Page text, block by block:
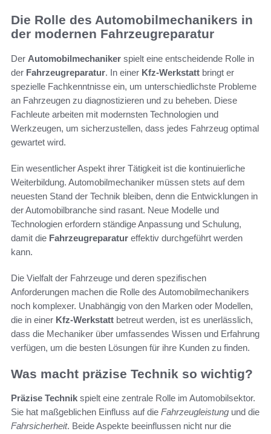
Die Rolle des Automobilmechanikers in
der modernen Fahrzeugreparatur
Der Automobilmechaniker spielt eine entscheidende Rolle in
der Fahrzeugreparatur. In einer Kfz-Werkstatt bringt er
spezielle Fachkenntnisse ein, um unterschiedlichste Probleme
an Fahrzeugen zu diagnostizieren und zu beheben. Diese
Fachleute arbeiten mit modernsten Technologien und
Werkzeugen, um sicherzustellen, dass jedes Fahrzeug optimal
gewartet wird.
Ein wesentlicher Aspekt ihrer Tätigkeit ist die kontinuierliche
Weiterbildung. Automobilmechaniker müssen stets auf dem
neuesten Stand der Technik bleiben, denn die Entwicklungen in
der Automobilbranche sind rasant. Neue Modelle und
Technologien erfordern ständige Anpassung und Schulung,
damit die Fahrzeugreparatur effektiv durchgeführt werden
kann.
Die Vielfalt der Fahrzeuge und deren spezifischen
Anforderungen machen die Rolle des Automobilmechanikers
noch komplexer. Unabhängig von den Marken oder Modellen,
die in einer Kfz-Werkstatt betreut werden, ist es unerlässlich,
dass die Mechaniker über umfassendes Wissen und Erfahrung
verfügen, um die besten Lösungen für ihre Kunden zu finden.
Was macht präzise Technik so wichtig?
Präzise Technik spielt eine zentrale Rolle im Automobilsektor.
Sie hat maßgeblichen Einfluss auf die Fahrzeugleistung und die
Fahrsicherheit. Beide Aspekte beeinflussen nicht nur die